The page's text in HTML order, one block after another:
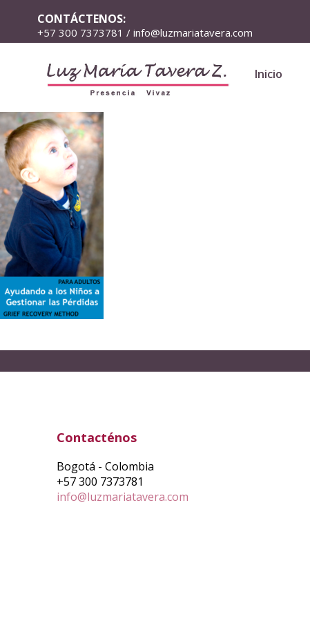
CONTÁCTENOS:
+57 300 7373781 / info@luzmariatavera.com
Inicio
Contacténos
Bogotá - Colombia
+57 300 7373781
info@luzmariatavera.com